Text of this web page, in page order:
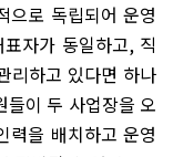
으로 독립되어 운영
자가 동일하고, 직
리하고 있다면 하나
들이 두 사업장을 오
력을 배치하고 운영